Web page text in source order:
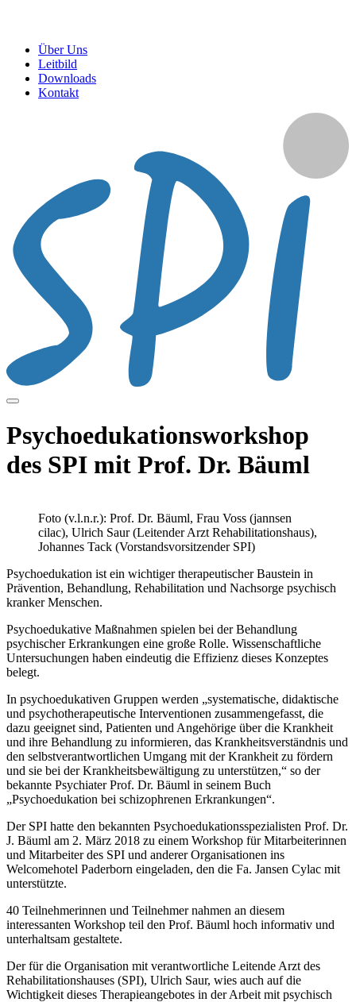
Über Uns
Leitbild
Downloads
Kontakt
Psychoedukationsworkshop
des SPI mit Prof. Dr. Bäuml
Foto (v.l.n.r.): Prof. Dr. Bäuml, Frau Voss (jannsen
cilac), Ulrich Saur (Leitender Arzt Rehabilitationshaus),
Johannes Tack (Vorstandsvorsitzender SPI)
Psychoedukation ist ein wichtiger therapeutischer Baustein in
Prävention, Behandlung, Rehabilitation und Nachsorge psychisch
kranker Menschen.
Psychoedukative Maßnahmen spielen bei der Behandlung
psychischer Erkrankungen eine große Rolle. Wissenschaftliche
Untersuchungen haben eindeutig die Effizienz dieses Konzeptes
belegt.
In psychoedukativen Gruppen werden „systematische, didaktische
und psychotherapeutische Interventionen zusammengefasst, die
dazu geeignet sind, Patienten und Angehörige über die Krankheit
und ihre Behandlung zu informieren, das Krankheitsverständnis und
den selbstverantwortlichen Umgang mit der Krankheit zu fördern
und sie bei der Krankheitsbewältigung zu unterstützen,“ so der
bekannte Psychiater Prof. Dr. Bäuml in seinem Buch
„Psychoedukation bei schizophrenen Erkrankungen“.
Der SPI hatte den bekannten Psychoedukationsspezialisten Prof. Dr.
J. Bäuml am 2. März 2018 zu einem Workshop für Mitarbeiterinnen
und Mitarbeiter des SPI und anderer Organisationen ins
Welcomehotel Paderborn eingeladen, den die Fa. Jansen Cylac mit
unterstützte.
40 Teilnehmerinnen und Teilnehmer nahmen an diesem
interessanten Workshop teil den Prof. Bäuml hoch informativ und
unterhaltsam gestaltete.
Der für die Organisation mit verantwortliche Leitende Arzt des
Rehabilitationshauses (SPI), Ulrich Saur, wies auch auf die
Wichtigkeit dieses Therapieangebotes in der Arbeit mit psychisch